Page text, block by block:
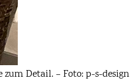
Detail. – Foto: p-s-design